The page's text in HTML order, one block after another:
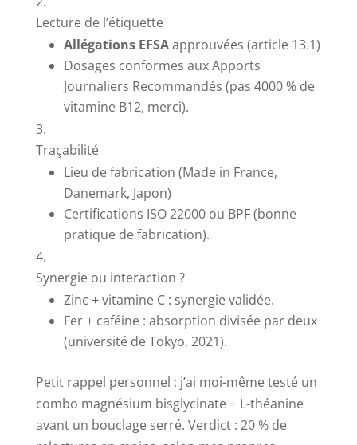
Lecture de l’étiquette
Allégations EFSAapprouvées (article 13.1)
Dosages conformes aux Apports
Journaliers Recommandés (pas 4000 % de
vitamine B12, merci).
Traçabilité
Lieu de fabrication (Made in France,
Danemark, Japon)
Certifications ISO 22000 ou BPF (bonne
pratique de fabrication).
Synergie ou interaction ?
Zinc + vitamine C : synergie validée.
Fer + caféine : absorption divisée par deux
(université de Tokyo, 2021).
Petit rappel personnel : j’ai moi-même testé un
combo magnésium bisglycinate + L-théanine
avant un bouclage serré. Verdict : 20 % de